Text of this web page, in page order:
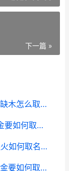
下一篇 »
2026年7月10号出生的男宝宝五行缺木怎么取名 2026年七月十号是什么星座
2026年7月8号出生的女孩五行缺金要如何取名字 2026年7月8日出生的是什么星座
2026年4月18号出生的女孩五行缺火如何取名字 2026年4月18号到今天多少天
2026年7月13号出生的女孩五行缺金要如何取名字 2026年7月13日出生生辰八字